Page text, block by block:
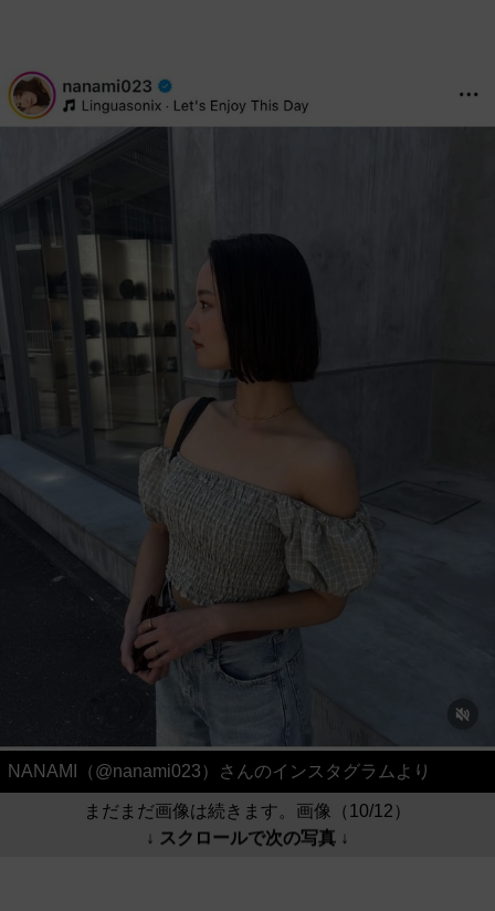
NANAMI（@nanami023）さんのインスタグラムより
まだまだ画像は続きます。画像（10/12）
↓ スクロールで次の写真 ↓